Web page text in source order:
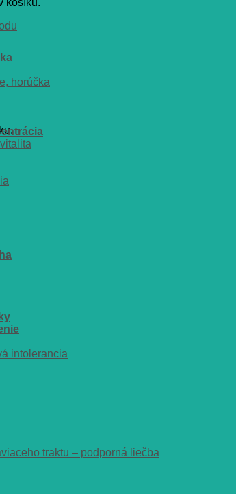
košíku.
horúčka
intolerancia
traktu – podporná liečba